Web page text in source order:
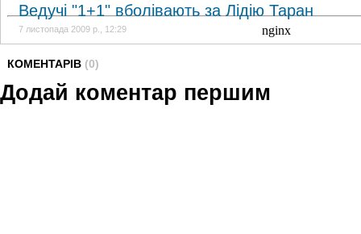
Ведучі "1+1" вболівають за Лідію Таран
7 листопада 2009 р., 12:29
КОМЕНТАРІВ (0)
Додай коментар першим